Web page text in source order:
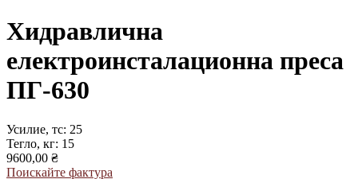
Хидравлична
електроинсталационна преса
ПГ-630
Усилие, тс: 25
Тегло, кг: 15
9600,00 ₴
Поискайте фактура